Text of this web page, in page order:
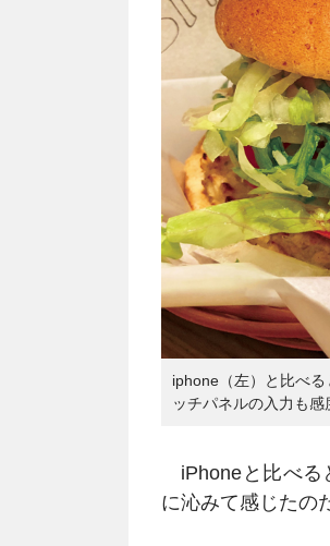
iphone（左）と比べ
ッチパネルの入力も
iPhoneと比べる
に沁みて感じたの